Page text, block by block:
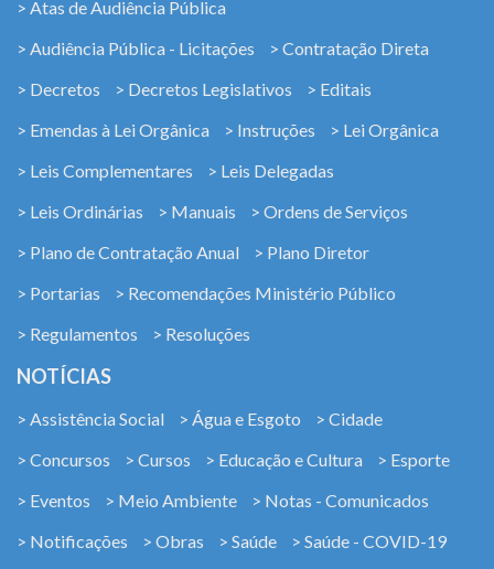
> Atas de Audiência Pública
> Audiência Pública - Licitações
> Contratação Direta
> Decretos
> Decretos Legislativos
> Editais
> Emendas à Lei Orgânica
> Instruções
> Lei Orgânica
> Leis Complementares
> Leis Delegadas
> Leis Ordinárias
> Manuais
> Ordens de Serviços
> Plano de Contratação Anual
> Plano Diretor
> Portarias
> Recomendações Ministério Público
> Regulamentos
> Resoluções
NOTÍCIAS
> Assistência Social > Água e Esgoto
> Cidade
> Concursos
> Cursos > Educação e Cultura
> Esporte
> Eventos
> Meio Ambiente
> Notas - Comunicados
> Notificações
> Obras > Saúde
> Saúde - COVID-19